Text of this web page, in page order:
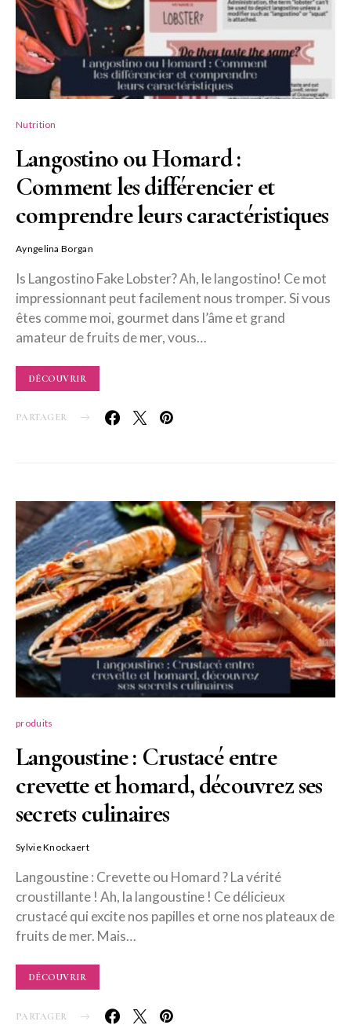
Nutrition
Langostino ou Homard :
Comment les différencier et
comprendre leurs caractéristiques
Ayngelina Borgan
Is Langostino Fake Lobster? Ah, le langostino! Ce mot
impressionnant peut facilement nous tromper. Si vous
êtes comme moi, gourmet dans l’âme et grand
amateur de fruits de mer, vous…
DÉCOUVRIR
PARTAGER
produits
Langoustine : Crustacé entre
crevette et homard, découvrez ses
secrets culinaires
Sylvie Knockaert
Langoustine : Crevette ou Homard ? La vérité
croustillante ! Ah, la langoustine ! Ce délicieux
crustacé qui excite nos papilles et orne nos plateaux de
fruits de mer. Mais…
DÉCOUVRIR
PARTAGER